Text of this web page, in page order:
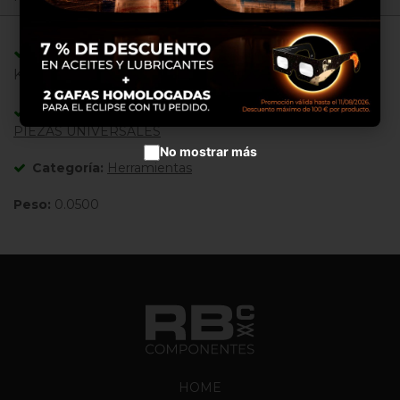
Adaptable/Compatible con Referencias:
KTC450-7 , 8 ,
Adaptable/Compatible con Máquinas:
PIEZAS UNIVERSALES
Categoría: Herramientas
Peso: 0.0500
HOME
Aceptar cookies
No mostrar más